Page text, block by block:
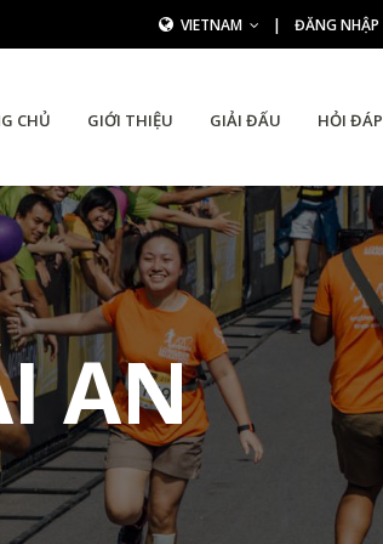
VIETNAM | ĐĂNG NHẬP
CHỦ GIỚI THIỆU GIẢI ĐẤU HỎI ĐÁP
AN